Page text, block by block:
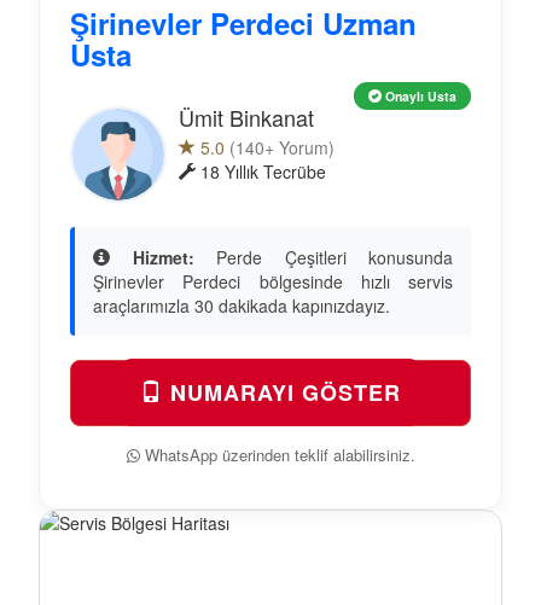
Şirinevler Perdeci Uzman
Usta
Onaylı Usta
Ümit Binkanat
5.0 (140+ Yorum)
18 Yıllık Tecrübe
Hizmet: Perde Çeşitleri konusunda
Şirinevler Perdeci bölgesinde hızlı servis
araçlarımızla 30 dakikada kapınızdayız.
NUMARAYI GÖSTER
WhatsApp üzerinden teklif alabilirsiniz.